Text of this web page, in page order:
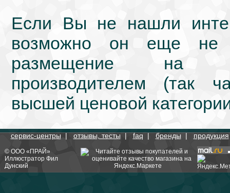
Если Вы не нашли
возможно он еще не
размещение на
производителем (так
высшей ценовой
сервис-центры|отзывы, тесты|faq|бренды|продукция
© ООО «ПРАЙ»
Иллюстратор Фил
Дунский